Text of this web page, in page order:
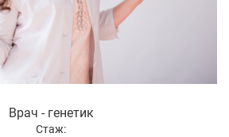
Врач - генетик
Стаж: